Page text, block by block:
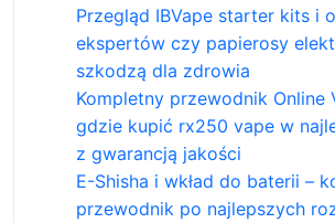
Przegląd IBVape starter kits i
ekspertów czy papierosy
szkodzą dla zdrowia
Kompletny przewodnik Online
gdzie kupić rx250 vape w
z gwarancją jakości
E-Shisha i wkład do baterii –
przewodnik po najlepszych